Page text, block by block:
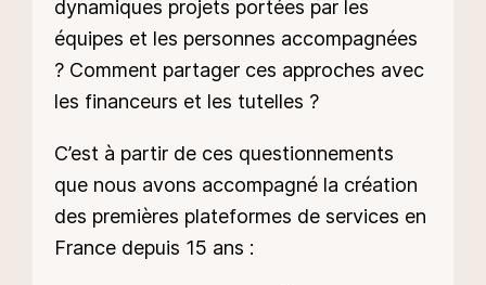
dynamiques projets portées par les
équipes et les personnes accompagnées
? Comment partager ces approches avec
les financeurs et les tutelles ?
C’est à partir de ces questionnements
que nous avons accompagné la création
des premières plateformes de services en
France depuis 15 ans :